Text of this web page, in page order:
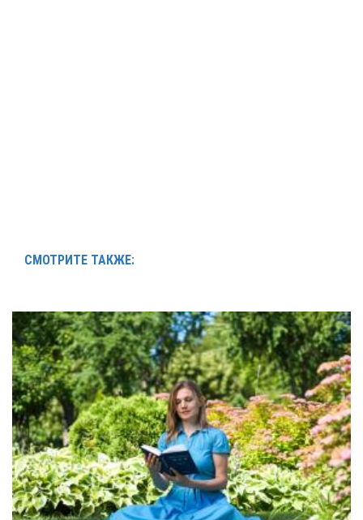
СМОТРИТЕ ТАКЖЕ: